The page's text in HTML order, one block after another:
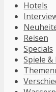
Hotels
Reisen
Specials
Spiele &